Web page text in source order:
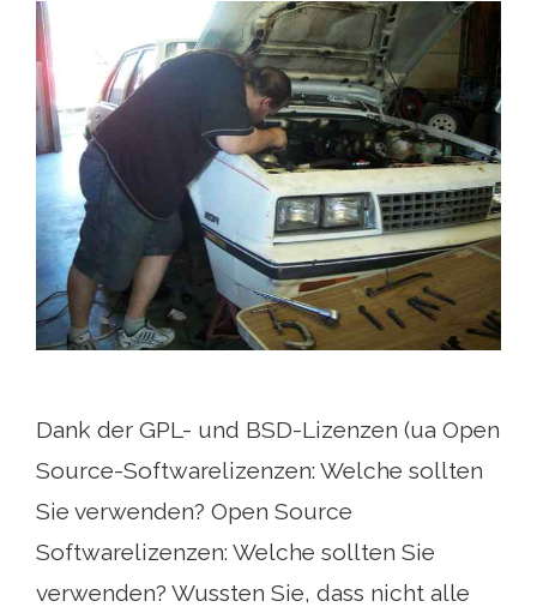
Dank der GPL- und BSD-Lizenzen (ua Open
Source-Softwarelizenzen: Welche sollten
Sie verwenden? Open Source
Softwarelizenzen: Welche sollten Sie
verwenden? Wussten Sie, dass nicht alle